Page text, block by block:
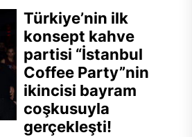
Türkiye’nin ilk
konsept kahve
partisi “İstanbul
Coffee Party”nin
ikincisi bayram
coşkusuyla
gerçekleşti!